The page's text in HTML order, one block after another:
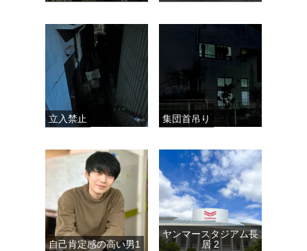
立入禁止 集団首吊り
自己肯定感の高い男1
ヤンマースタジアム長
居 2